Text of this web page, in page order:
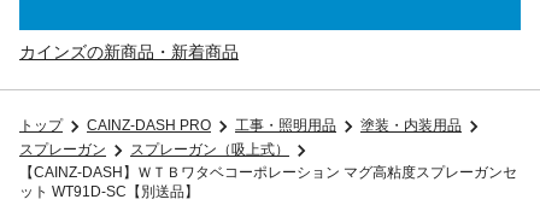
カインズの新商品・新着商品
トップ CAINZ-DASH PRO 工事・照明用品
塗装・内装用品
スプレーガン
スプレーガン（吸上式）
【CAINZ-DASH】ＷＴＢワタベコーポレーション マグ高粘度スプレーガンセ
ット WT91D-SC【別送品】